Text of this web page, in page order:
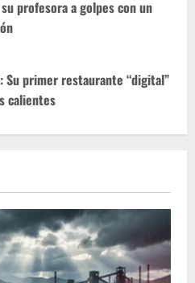
profesora a golpes con un
Su primer restaurante “digital”
calientes